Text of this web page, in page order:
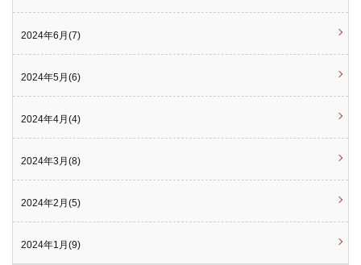
2024年6月(7)
2024年5月(6)
2024年4月(4)
2024年3月(8)
2024年2月(5)
2024年1月(9)